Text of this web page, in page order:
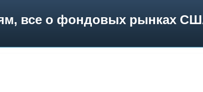
все о фондовых рынках